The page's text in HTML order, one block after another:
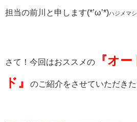
担当の前川と申します(*’ω’*)ハジメマ
さて！今回はおススメの
『オ
ド』
のご紹介をさせていただき